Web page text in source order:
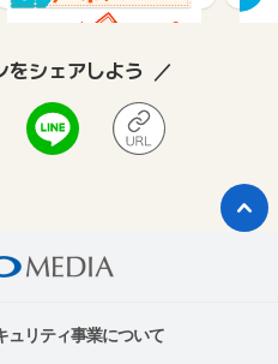
をシェアしよう
ュリティ事業について